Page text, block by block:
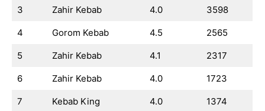
3 Zahir Kebab 4.0 3598
4 Gorom Kebab 4.5 2565
5 Zahir Kebab 4.1 2317
6 Zahir Kebab 4.0 1723
7 Kebab King 4.0 1374